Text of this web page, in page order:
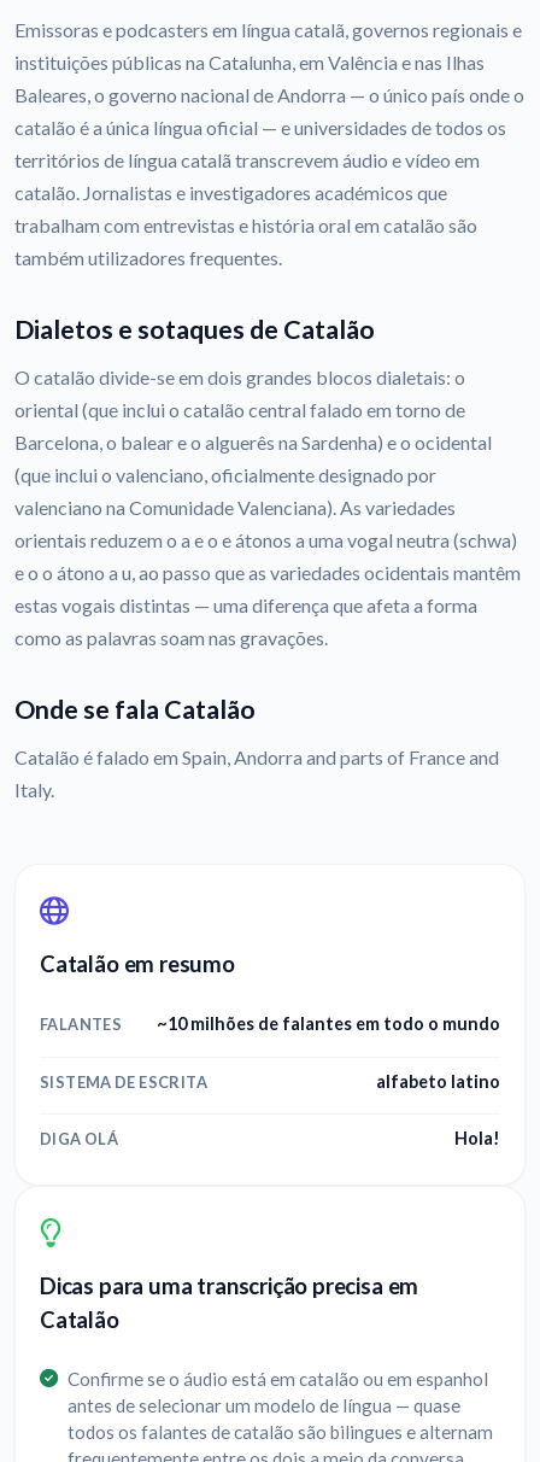
Emissoras e podcasters em língua catalã, governos regionais e
instituições públicas na Catalunha, em Valência e nas Ilhas
Baleares, o governo nacional de Andorra — o único país onde o
catalão é a única língua oficial — e universidades de todos os
territórios de língua catalã transcrevem áudio e vídeo em
catalão. Jornalistas e investigadores académicos que
trabalham com entrevistas e história oral em catalão são
também utilizadores frequentes.
Dialetos e sotaques de Catalão
O catalão divide-se em dois grandes blocos dialetais: o
oriental (que inclui o catalão central falado em torno de
Barcelona, o balear e o alguerês na Sardenha) e o ocidental
(que inclui o valenciano, oficialmente designado por
valenciano na Comunidade Valenciana). As variedades
orientais reduzem o a e o e átonos a uma vogal neutra (schwa)
e o o átono a u, ao passo que as variedades ocidentais mantêm
estas vogais distintas — uma diferença que afeta a forma
como as palavras soam nas gravações.
Onde se fala Catalão
Catalão é falado em Spain, Andorra and parts of France and
Italy.
Catalão em resumo
FALANTES ~10 milhões de falantes em todo o mundo
SISTEMA DE ESCRITA alfabeto latino
DIGA OLÁ Hola!
Dicas para uma transcrição precisa em
Catalão
Confirme se o áudio está em catalão ou em espanhol
antes de selecionar um modelo de língua — quase
todos os falantes de catalão são bilingues e alternam